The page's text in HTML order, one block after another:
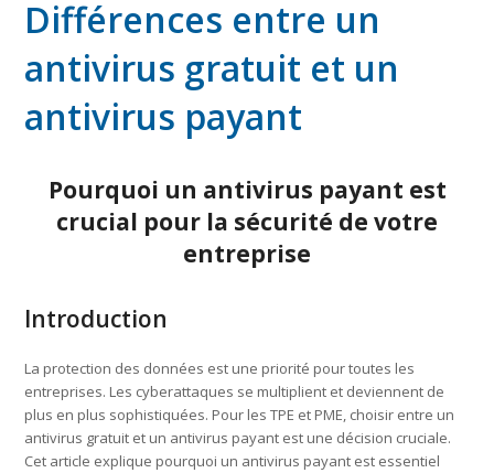
Différences entre un
antivirus gratuit et un
antivirus payant
Pourquoi un antivirus payant est
crucial pour la sécurité de votre
entreprise
Introduction
La protection des données est une priorité pour toutes les
entreprises. Les cyberattaques se multiplient et deviennent de
plus en plus sophistiquées. Pour les TPE et PME, choisir entre un
antivirus gratuit et un antivirus payant est une décision cruciale.
Cet article explique pourquoi un antivirus payant est essentiel